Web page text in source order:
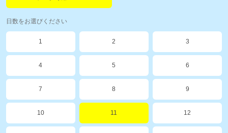
日数をお選びください
1 2 3
4 5 6
7 8 9
10 11 12